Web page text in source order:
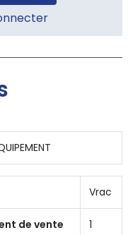
Vrac
de vente 1